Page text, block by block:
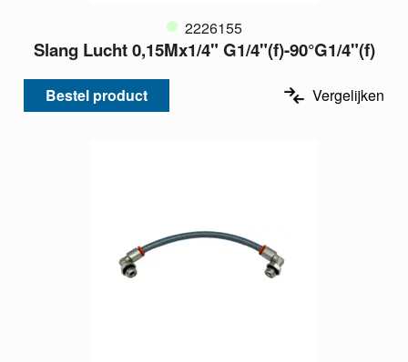
2226155
Slang Lucht 0,15Mx1/4" G1/4"(f)-90°G1/4"(f)
Bestel product Vergelijken